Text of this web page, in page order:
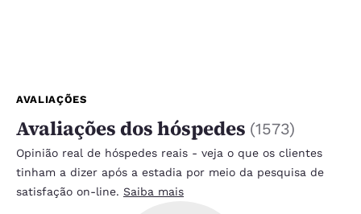
AVALIAÇÕES
Avaliações dos hóspedes (1573)
Opinião real de hóspedes reais - veja o que os clientes
tinham a dizer após a estadia por meio da pesquisa de
satisfação on-line. Saiba mais